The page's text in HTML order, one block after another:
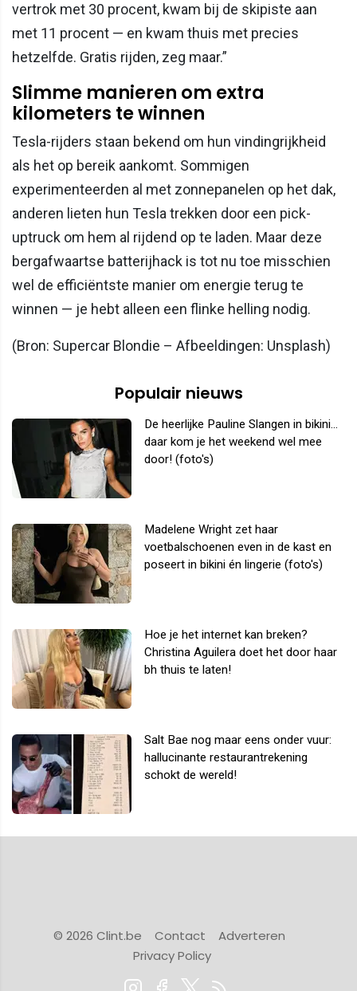
vertrok met 30 procent, kwam bij de skipiste aan
met 11 procent — en kwam thuis met precies
hetzelfde. Gratis rijden, zeg maar.”
Slimme manieren om extra
kilometers te winnen
Tesla-rijders staan bekend om hun vindingrijkheid
als het op bereik aankomt. Sommigen
experimenteerden al met zonnepanelen op het dak,
anderen lieten hun Tesla trekken door een pick-
uptruck om hem al rijdend op te laden. Maar deze
bergafwaartse batterijhack is tot nu toe misschien
wel de efficiëntste manier om energie terug te
winnen — je hebt alleen een flinke helling nodig.
(Bron: Supercar Blondie – Afbeeldingen: Unsplash)
Populair nieuws
De heerlijke Pauline Slangen in bikini...
daar kom je het weekend wel mee
door! (foto's)
Madelene Wright zet haar
voetbalschoenen even in de kast en
poseert in bikini én lingerie (foto's)
Hoe je het internet kan breken?
Christina Aguilera doet het door haar
bh thuis te laten!
Salt Bae nog maar eens onder vuur:
hallucinante restaurantrekening
schokt de wereld!
© 2026 Clint.be Contact
Adverteren
Privacy Policy